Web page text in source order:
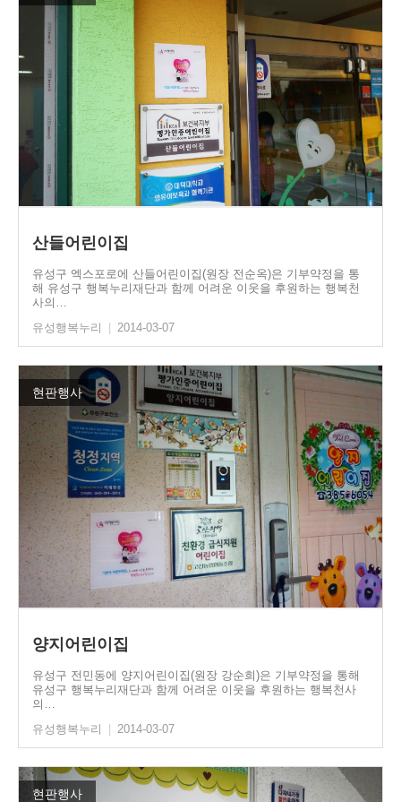
산들어린이집
유성구 엑스포로에 산들어린이집(원장 전순옥)은 기부약정을 통
해 유성구 행복누리재단과 함께 어려운 이웃을 후원하는 행복천
사의…
유성행복누리
2014-03-07
현판행사
양지어린이집
유성구 전민동에 양지어린이집(원장 강순희)은 기부약정을 통해
유성구 행복누리재단과 함께 어려운 이웃을 후원하는 행복천사
의…
유성행복누리
2014-03-07
현판행사